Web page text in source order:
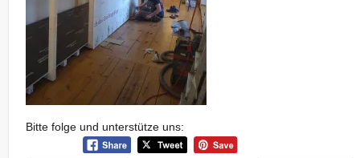
Bitte folge und unterstütze uns: